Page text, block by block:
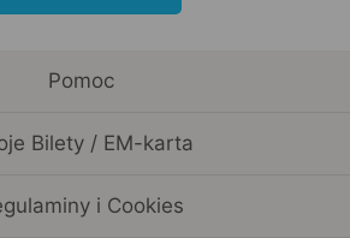
Pomoc
Bilety / EM-karta
i Cookies